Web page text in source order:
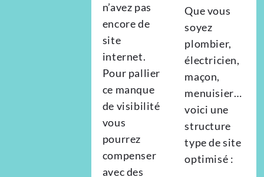
n’avez pas
encore de
site
internet.
Pour pallier
ce manque
de visibilité
vous
pourrez
compenser
avec des
Que vous
soyez
plombier,
électricien,
maçon,
menuisier…
voici une
structure
type de site
optimisé :